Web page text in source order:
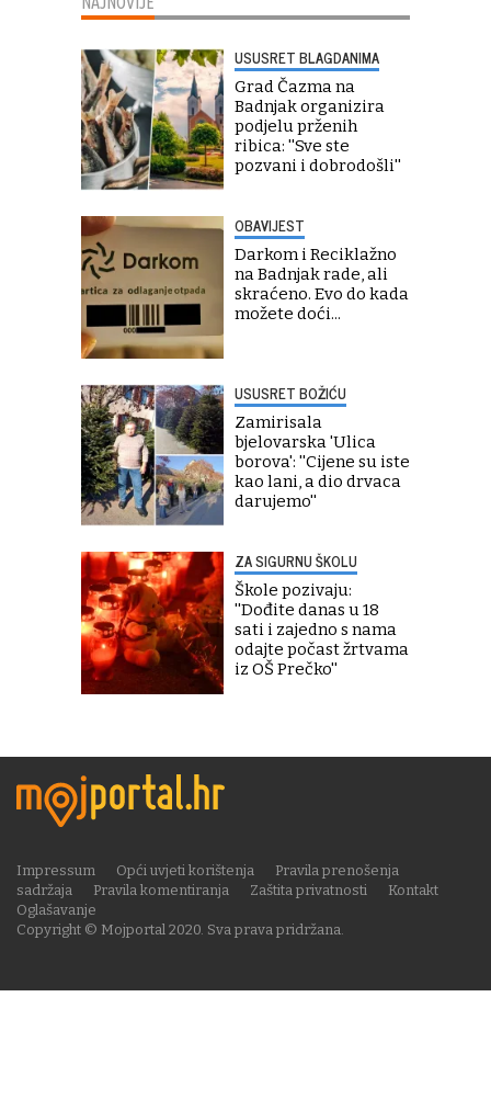
USUSRET BLAGDANIMA
Grad Čazma na
Badnjak organizira
podjelu prženih
ribica: ''Sve ste
pozvani i dobrodošli''
OBAVIJEST
Darkom i Reciklažno
na Badnjak rade, ali
skraćeno. Evo do kada
možete doći...
USUSRET BOŽIĆU
Zamirisala
bjelovarska 'Ulica
borova': ''Cijene su iste
kao lani, a dio drvaca
darujemo''
ZA SIGURNU ŠKOLU
Škole pozivaju:
''Dođite danas u 18
sati i zajedno s nama
odajte počast žrtvama
iz OŠ Prečko''
Copyright © Mojportal 2020. Sva prava pridržana.
Impressum Opći uvjeti korištenja
Pravila prenošenja
sadržaja
Pravila komentiranja Zaštita privatnosti
Kontakt
Oglašavanje